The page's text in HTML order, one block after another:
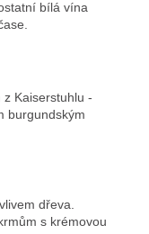
bílá vína
Kaiserstuhlu -
burgundským
dřeva.
s krémovou